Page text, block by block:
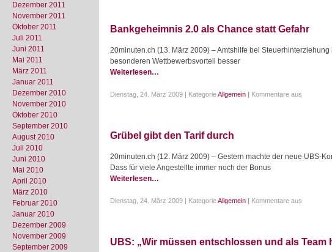
Dezember 2011
November 2011
Oktober 2011
Juli 2011
Juni 2011
Mai 2011
März 2011
Januar 2011
Dezember 2010
November 2010
Oktober 2010
September 2010
August 2010
Juli 2010
Juni 2010
Mai 2010
April 2010
März 2010
Februar 2010
Januar 2010
Dezember 2009
November 2009
September 2009
Bankgeheimnis 2.0 als Chance statt Gefahr
20minuten.ch (13. März 2009) – Amtshilfe bei
besonderen Wettbewerbsvorteil besser
Weiterlesen…
Dienstag, 24. März 2009 | KategorieAllgemein | Kommentare aus
Grübel gibt den Tarif durch
20minuten.ch (12. März 2009) – Gestern machte der neue UBS-
Dass für viele Angestellte immer noch der Bonus
Weiterlesen…
Dienstag, 24. März 2009 | KategorieAllgemein | Kommentare aus
UBS: „Wir müssen entschlossen und als Team